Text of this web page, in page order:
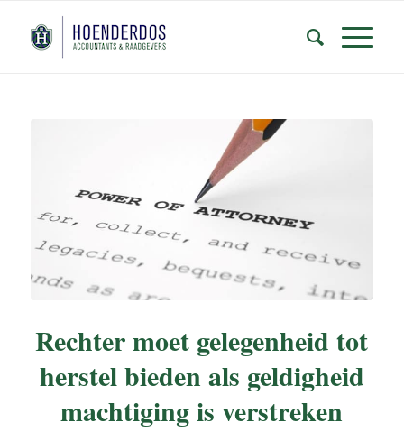
Rechter moet gelegenheid tot
herstel bieden als geldigheid
machtiging is verstreken